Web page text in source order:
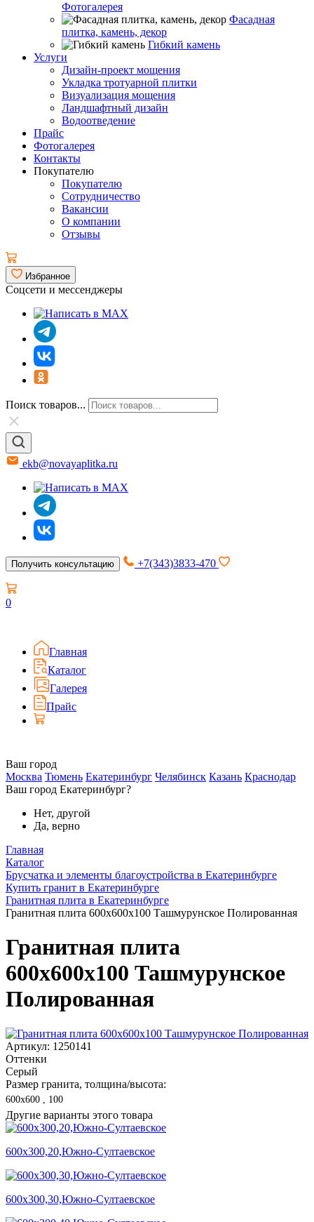
Фотогалерея
Фасадная
плитка, камень, декор
Гибкий камень
Услуги
Дизайн-проект мощения
Укладка тротуарной плитки
Визуализация мощения
Ландшафтный дизайн
Водоотведение
Прайс
Фотогалерея
Контакты
Покупателю
Покупателю
Сотрудничество
Вакансии
О компании
Отзывы
Избранное
Соцсети и мессенджеры
Поиск товаров...
ekb@novayaplitka.ru
Получить консультацию +7(343)3833-470
0
Главная
Каталог
Галерея
Прайс
Ваш город
Москва Тюмень Екатеринбург Челябинск Казань Краснодар
Ваш город Екатеринбург?
Нет, другой
Да, верно
Главная
Каталог
Брусчатка и элементы благоустройства в Екатеринбурге
Купить гранит в Екатеринбурге
Гранитная плита в Екатеринбурге
Гранитная плита 600х600x100 Ташмурунское Полированная
Гранитная плита
600х600x100 Ташмурунское
Полированная
Артикул: 1250141
Оттенки
Серый
Размер гранита, толщина/высота:
600х600 , 100
Другие варианты этого товара
600х300,20,Южно-Султаевское
600х300,30,Южно-Султаевское